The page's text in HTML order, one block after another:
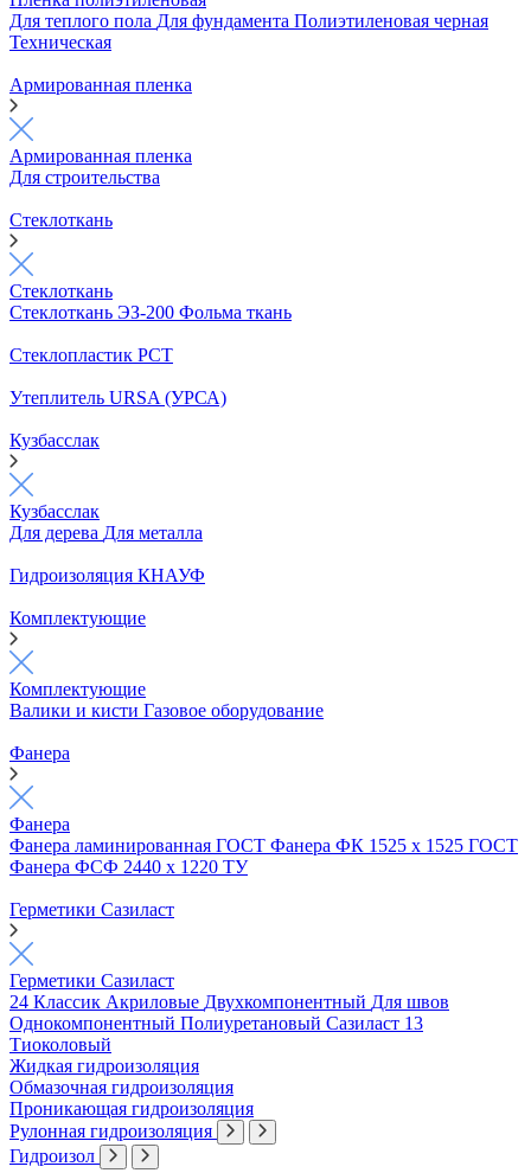
Для теплого пола Для фундамента Полиэтиленовая черная
Техническая
Армированная пленка
Армированная пленка
Для строительства
Стеклоткань
Стеклоткань
Стеклоткань ЭЗ-200 Фольма ткань
Стеклопластик РСТ
Утеплитель URSA (УРСА)
Кузбасслак
Кузбасслак
Для дерева Для металла
Гидроизоляция КНАУФ
Комплектующие
Комплектующие
Валики и кисти Газовое оборудование
Фанера
Фанера
Фанера ламинированная ГОСТ Фанера ФК 1525 х 1525 ГОСТ
Фанера ФСФ 2440 х 1220 ТУ
Герметики Сазиласт
Герметики Сазиласт
24 Классик Акриловые Двухкомпонентный Для швов
Однокомпонентный Полиуретановый Сазиласт 13
Тиоколовый
Жидкая гидроизоляция
Обмазочная гидроизоляция
Проникающая гидроизоляция
Рулонная гидроизоляция
Гидроизол